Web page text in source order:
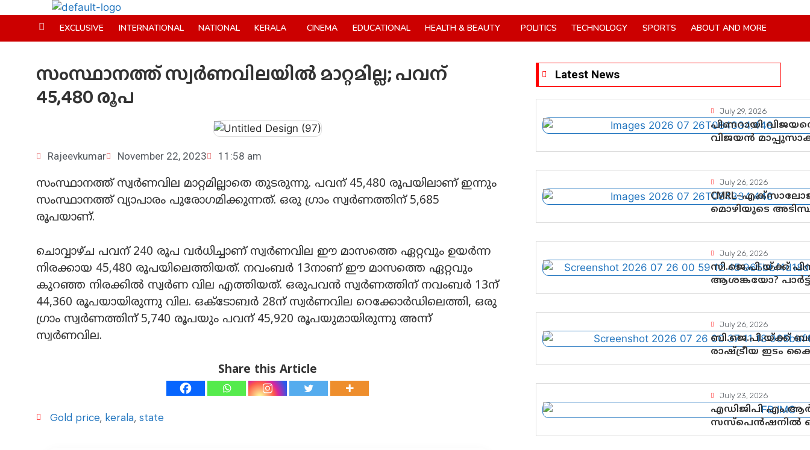
EXCLUSIVE INTERNATIONAL NATIONAL KERALA CINEMA EDUCATIONAL HEALTH & BEAUTY POLITICS TECHNOLOGY SPORTS ABOUT AND MORE
സംസ്ഥാനത്ത് സ്വര്‍ണവിലയിൽ മാറ്റമില്ല; പവന്
45,480 രൂപ
Rajeevkumar November 22, 2023 11:58 am
സംസ്ഥാനത്ത് സ്വര്‍ണവില മാറ്റമില്ലാതെ തുടരുന്നു. പവന് 45,480 രൂപയിലാണ് ഇന്നും
സംസ്ഥാനത്ത് വ്യാപാരം പുരോ​ഗമിക്കുന്നത്. ഒരു ഗ്രാം സ്വര്‍ണത്തിന് 5,685
രൂപയാണ്.
ചൊവ്വാഴ്ച പവന് 240 രൂപ വര്‍ധിച്ചാണ് സ്വര്‍ണവില ഈ മാസത്തെ ഏറ്റവും ഉയര്‍ന്ന
നിരക്കായ 45,480 രൂപയിലെത്തിയത്. നവംബര്‍ 13നാണ് ഈ മാസത്തെ ഏറ്റവും
കുറഞ്ഞ നിരക്കിൽ സ്വര്‍ണ വില എത്തിയത്. ഒരുപവന്‍ സ്വര്‍ണത്തിന് നവംബര്‍ 13ന്
44,360 രൂപയായിരുന്നു വില. ഒക്ടോബര്‍ 28ന് സ്വര്‍ണവില റെക്കോര്‍ഡിലെത്തി, ഒരു
ഗ്രാം സ്വര്‍ണത്തിന് 5,740 രൂപയും പവന് 45,920 രൂപയുമായിരുന്നു അന്ന്
സ്വര്‍ണവില.
Share this Article
Gold price, kerala, state
Latest News
July 29, 2026
പിണറായി
വിജയൻ
നിർണായക
July 26, 2026
മൊഴിയുടെ
ചെയ്യുന്നതിൽ
July 26, 2026
സി.ജെ.പി.യ്ക്ക്
ആശങ്കയോ?
വിലയിരുത്തൽ
July 26, 2026
ബി.ജെ.പി.യ്ക്ക്
രാഷ്ട്രീയ ഇടം
July 23, 2026
എഡിജിപി
സസ്പെൻഷനിൽ